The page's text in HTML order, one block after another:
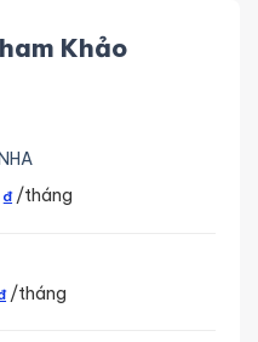
Khảo
₫/tháng
/tháng